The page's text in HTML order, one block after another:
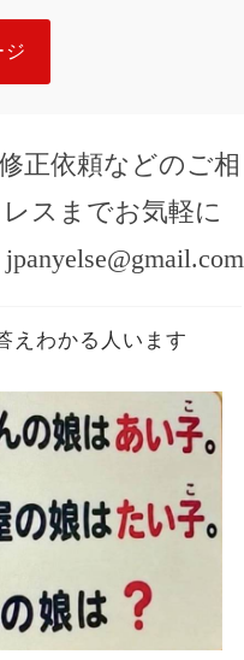
ジ
正依頼などのご相
スまでお気軽に
jpanyelse@gmail.com
えわかる人います